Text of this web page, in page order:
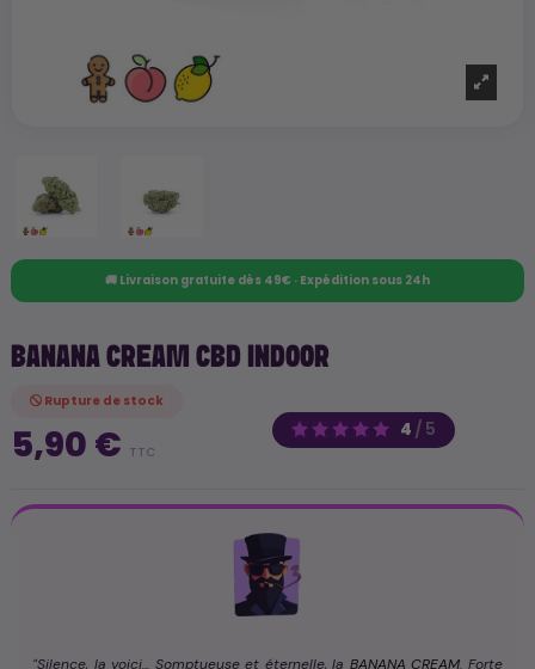
🚚 Livraison gratuite dès 49€ · Expédition sous 24h
BANANA CREAM CBD INDOOR
4 / 5
Rupture de stock
5,90 € TTC
"Silence, la voici... Somptueuse et éternelle, la BANANA CREAM. Forte